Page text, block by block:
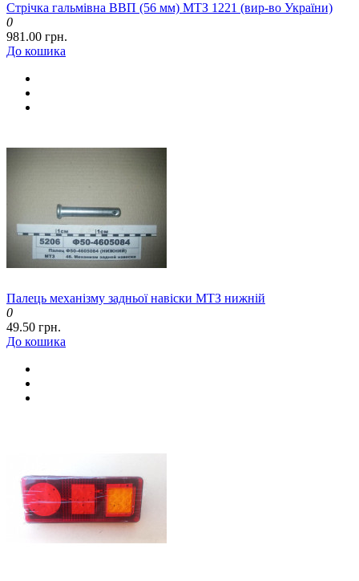
Стрічка гальмівна ВВП (56 мм) МТЗ 1221 (вир-во України)
0
981.00 грн.
До кошика
Палець механізму задньої навіски МТЗ нижній
0
49.50 грн.
До кошика